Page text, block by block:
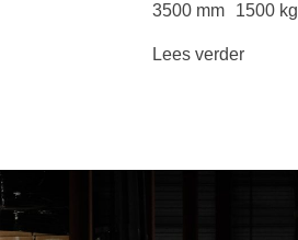
3500 mm 1500 kg
Lees verder